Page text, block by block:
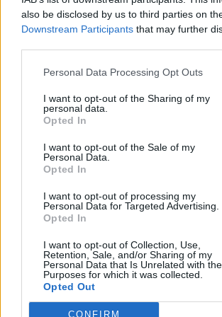
also be disclosed by us to third parties on
Downstream Participants that may further
Personal Data Processing Opt Outs
I want to opt-out of the Sharing of my
personal data.
Opted In
I want to opt-out of the Sale of my
Personal Data.
Opted In
I want to opt-out of processing my
Personal Data for Targeted Advertising.
Opted In
I want to opt-out of Collection, Use,
Retention, Sale, and/or Sharing of my
Personal Data that Is Unrelated with the
Purposes for which it was collected.
Opted Out
CONFIRM
vaiko gyvybių išgelbėti nepavyko
Žinios | Lietuvos diena
Savaitės vidurys nusimato karštas:
32 laipsnių šilumos
Žinios | Orai
V. Zalužno pasisakymą laiko bandymu
Laidos | Nauja diena
Sinoptikai atsakė, kokiais orais
savaitę: karščiai atsitrauks